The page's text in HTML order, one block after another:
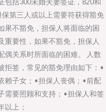
包括300未婚夫妻签证，820和
第三人或以上需要符获得豁免
果不豁免，担保人将面临的困
重要性，如果不豁免，担保人
偶关系时所面临的困难。 人数
拒签，常见的豁免理由如下：•
赖子女；•担保人丧偶；•前配
需要照顾和支持；•担保人和签
以上；